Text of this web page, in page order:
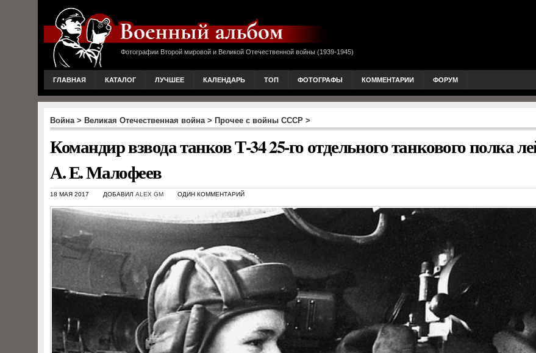
Фотографии Второй мировой и Великой Отечественной войны (1939-1945)
ГЛАВНАЯ КАТАЛОГ ЛУЧШЕЕ КАЛЕНДАРЬ ТОП ФОТОГРАФЫ КОММЕНТАРИИ ФОРУМ
Война> Великая Отечественная война> Прочее с войны СССР >
Командир взвода танков Т-34 25-го отдельного танкового полка
А. Е. Малофеев
18 МАЯ 2017 ДОБАВИЛ ALEX GM ОДИН КОММЕНТАРИЙ